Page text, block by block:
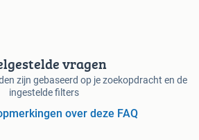
vragen
zijn gebaseerd op je zoekopdracht en de
ingestelde filters
over deze FAQ